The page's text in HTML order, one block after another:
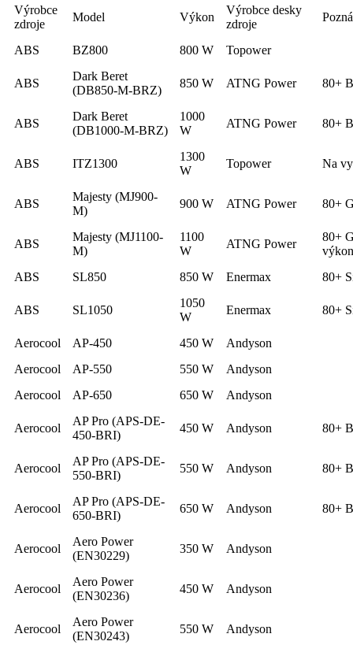
Výrobce
zdroje
Model Výkon
Výrobce desky
zdroje
ABS BZ800 800 W Topower
ABS
Dark Beret
(DB850-M-BRZ)
850 W ATNG Power 80+
ABS
Dark Beret
(DB1000-M-BRZ)
1000
W
ATNG Power 80+
ABS ITZ1300
1300
W
Topower Na
ABS
Majesty (MJ900-
M)
900 W ATNG Power 80+
ABS
Majesty (MJ1100-
M)
1100
W
ATNG Power
80+
ABS
SL850 850 W Enermax 80+
ABS SL1050
1050
W
Enermax 80+
Aerocool AP-450 450 W
Andyson
Aerocool
AP-550 550 W
Andyson
Aerocool
AP-650 650 W Andyson
Aerocool
AP Pro (APS-DE-
450-BRI)
450 W Andyson 80+
Aerocool
AP Pro (APS-DE-
550-BRI)
550 W Andyson 80+
Aerocool
AP Pro (APS-DE-
650-BRI)
650 W Andyson 80+
Aerocool
Aero Power
(EN30229)
350 W Andyson
Aerocool
Aero Power
(EN30236)
450 W Andyson
Aerocool
Aero Power
(EN30243)
550 W Andyson